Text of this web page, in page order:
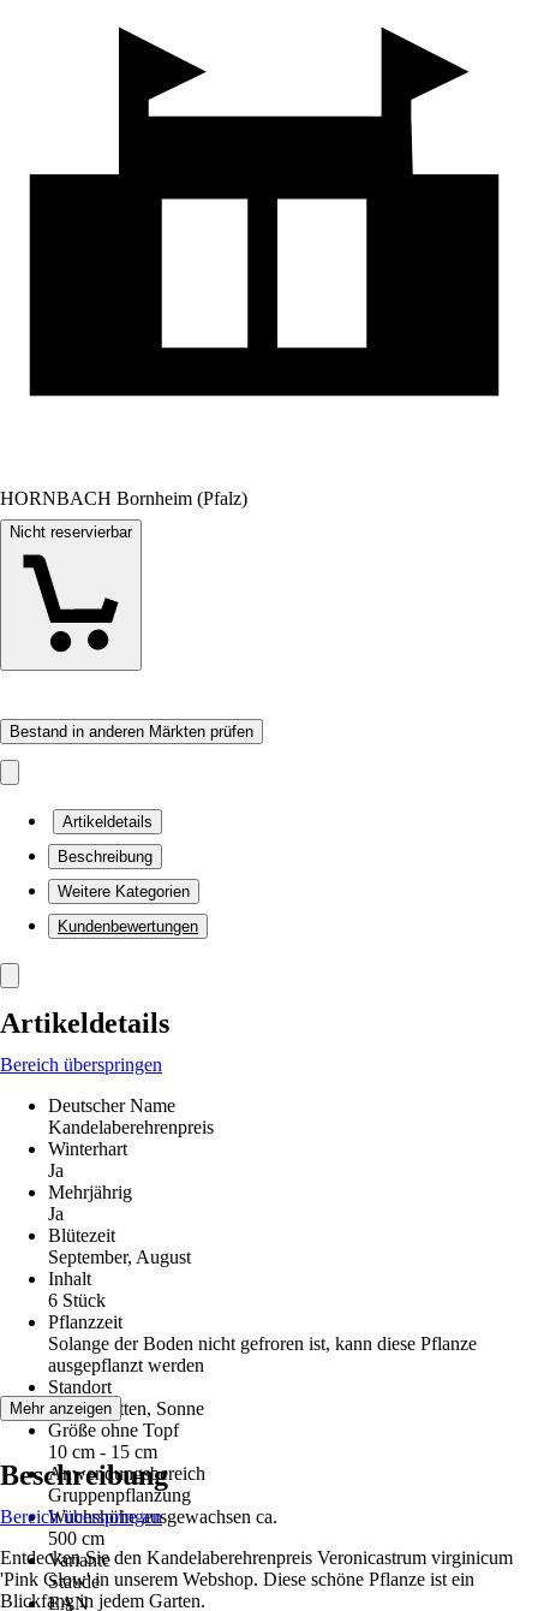
HORNBACH Bornheim (Pfalz)
Nicht reservierbar
Bestand in anderen Märkten prüfen
Artikeldetails
Beschreibung
Weitere Kategorien
Kundenbewertungen
Artikeldetails
Bereich überspringen
Deutscher Name
Kandelaberehrenpreis
Winterhart
Ja
Mehrjährig
Ja
Blütezeit
September, August
Inhalt
6 Stück
Pflanzzeit
Solange der Boden nicht gefroren ist, kann diese Pflanze
ausgepflanzt werden
Standort
Halbschatten, Sonne
Größe ohne Topf
10 cm - 15 cm
Anwendungsbereich
Gruppenpflanzung
Wuchshöhe ausgewachsen ca.
500 cm
Variante
Staude
EAN
Mehr anzeigen
Beschreibung
Bereich überspringen
Entdecken Sie den Kandelaberehrenpreis Veronicastrum virginicum
'Pink Glow' in unserem Webshop. Diese schöne Pflanze ist ein
Blickfang in jedem Garten.